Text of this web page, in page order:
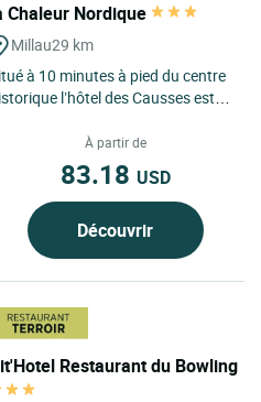
Chaleur Nordique
Millau29 km
à 10 minutes à pied du centre
l’hôtel des Causses est
18 chambres...À partir de
83.18 USD
Découvrir
Restaurant du Bowling